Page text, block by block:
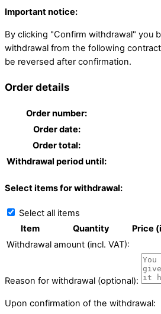
Important notice:
By clicking "Confirm withdrawal" you
withdrawal from the following
be reversed after confirmation.
Order details
Order number:
Order date:
Order total:
Withdrawal period until:
Select items for withdrawal:
Select all items
Item
Quantity
Price
Withdrawal amount (incl. VAT):
Reason for withdrawal (optional):
Upon confirmation of the withdrawal: